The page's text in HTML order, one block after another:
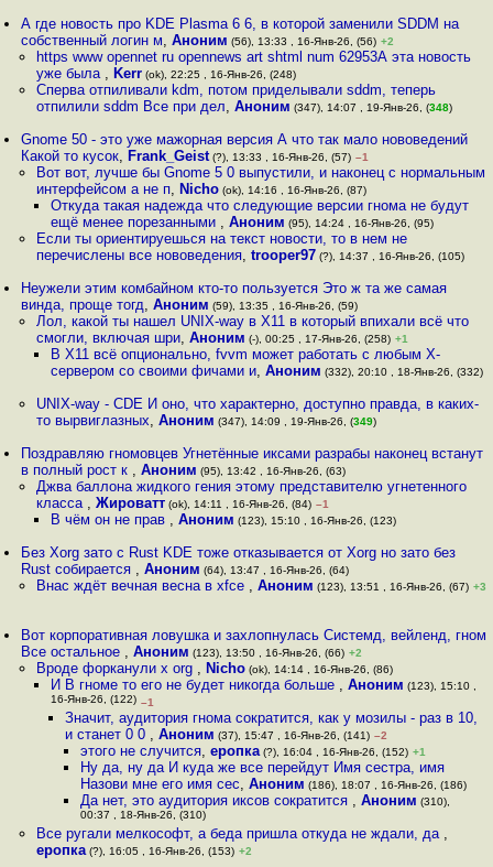
А где новость про KDE Plasma 6 6, в которой заменили SDDM на
собственный логин м,Аноним (56), 13:33 , 16-Янв-26, (56) +2
https www opennet ru opennews art shtml num 62953А эта новость
уже была , Kerr(ok), 22:25 , 16-Янв-26, (248)
Сперва отпиливали kdm, потом приделывали sddm, теперь
отпилили sddm Все при дел, Аноним (347), 14:07 , 19-Янв-26, (348)
Gnome 50 - это уже мажорная версия А что так мало нововедений
Какой то кусок, Frank_Geist (?), 13:33 , 16-Янв-26, (57) –1
Вот вот, лучше бы Gnome 5 0 выпустили, и наконец с нормальным
интерфейсом а не п, Nicho(ok), 14:16 , 16-Янв-26, (87)
Откуда такая надежда что следующие версии гнома не будут
ещё менее порезанными , Аноним (95), 14:24 , 16-Янв-26, (95)
Если ты ориентируешься на текст новости, то в нем не
перечислены все нововедения, trooper97(?), 14:37 , 16-Янв-26, (105)
Неужели этим комбайном кто-то пользуется Это ж та же самая
винда, проще тогд,Аноним (59), 13:35 , 16-Янв-26, (59)
Лол, какой ты нашел UNIX-way в X11 в который впихали всё что
смогли, включая шри, Аноним (-), 00:25 , 17-Янв-26, (258) +1
В X11 всё опционально, fvvm может работать с любым X-
сервером со своими фичами и, Аноним (332), 20:10 , 18-Янв-26, (332)
UNIX-way - CDE И оно, что характерно, доступно правда, в каких-
то вырвиглазных, Аноним (347), 14:09 , 19-Янв-26, (349)
Поздравляю гномовцев Угнетённые иксами разрабы наконец встанут
в полный рост к ,Аноним (95), 13:42 , 16-Янв-26, (63)
Джва баллона жидкого гения этому представителю угнетенного
класса , Жироватт(ok), 14:11 , 16-Янв-26, (84) –1
В чём он не прав , Аноним (123), 15:10 , 16-Янв-26, (123)
Без Xorg зато с Rust KDE тоже отказывается от Xorg но зато без
Rust собирается ,Аноним (64), 13:47 , 16-Янв-26, (64)
Внас ждёт вечная весна в xfce , Аноним (123), 13:51 , 16-Янв-26, (67) +3
Вот корпоративная ловушка и захлопнулась Системд, вейленд, гном
Все остальное ,Аноним (123), 13:50 , 16-Янв-26, (66) +2
Вроде форканули x org , Nicho(ok), 14:14 , 16-Янв-26, (86)
И В гноме то его не будет никогда больше , Аноним (123), 15:10 ,
16-Янв-26, (122) –1
Значит, аудитория гнома сократится, как у мозилы - раз в 10,
и станет 0 0 ,Аноним (37), 15:47 , 16-Янв-26, (141) –2
этого не случится, еропка(?), 16:04 , 16-Янв-26, (152) +1
Ну да, ну да И куда же все перейдут Имя сестра, имя
Назови мне его имя сес, Аноним (186), 18:07 , 16-Янв-26, (186)
Да нет, это аудитория иксов сократится , Аноним (310),
00:37 , 18-Янв-26, (310)
Все ругали мелкософт, а беда пришла откуда не ждали, да ,
еропка(?), 16:05 , 16-Янв-26, (153) +2